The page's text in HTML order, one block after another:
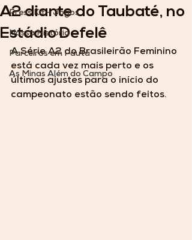
Press Kit - Jogos
Nossa História
Parceiros em Pauta
As Minas Além do Campo
A2 diante do Taubaté, no
Estádio Defelê
A Série A2 do Brasileirão Feminino
está cada vez mais perto e os
últimos ajustes para o início do
campeonato estão sendo feitos.